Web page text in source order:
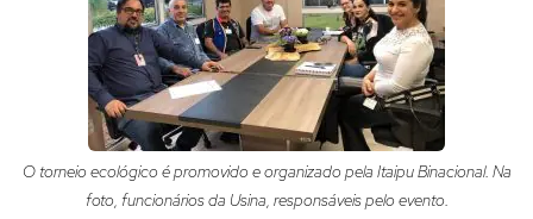
O torneio ecológico é promovido e organizado pela Itaipu Binacional. Na
foto, funcionários da Usina, responsáveis pelo evento.